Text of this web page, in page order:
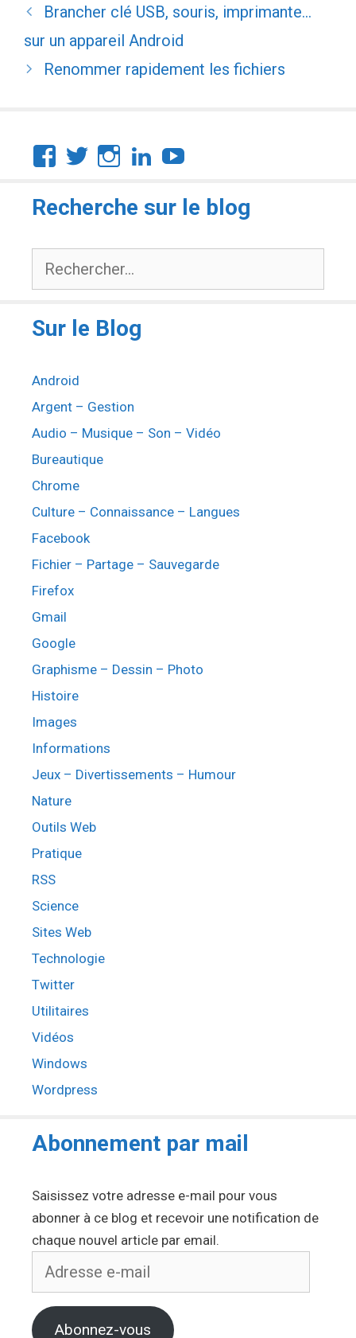
Brancher clé USB, souris, imprimante…
sur un appareil Android
Renommer rapidement les fichiers
Facebook
TwitterInstagram
LinkedIn
Recherche sur le blog
Rechercher :
Sur le Blog
Android
Argent – Gestion
Audio – Musique – Son – Vidéo
Bureautique
Chrome
Culture – Connaissance – Langues
Facebook
Fichier – Partage – Sauvegarde
Firefox
Gmail
Google
Graphisme – Dessin – Photo
Histoire
Images
Informations
Jeux – Divertissements – Humour
Nature
Outils Web
Pratique
RSS
Science
Sites Web
Technologie
Twitter
Utilitaires
Vidéos
Windows
Wordpress
Abonnement par mail
Saisissez votre adresse e-mail pour vous
abonner à ce blog et recevoir une notification de
chaque nouvel article par email.
Adresse
mail
Abonnez-vous